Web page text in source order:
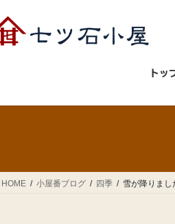
トッ
HOME 小屋番ブログ 四季 雪が降りまし